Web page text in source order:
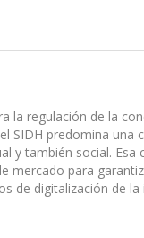
la regulación de la
SIDH predomina una
y también social. Esa
mercado para
de digitalización de la